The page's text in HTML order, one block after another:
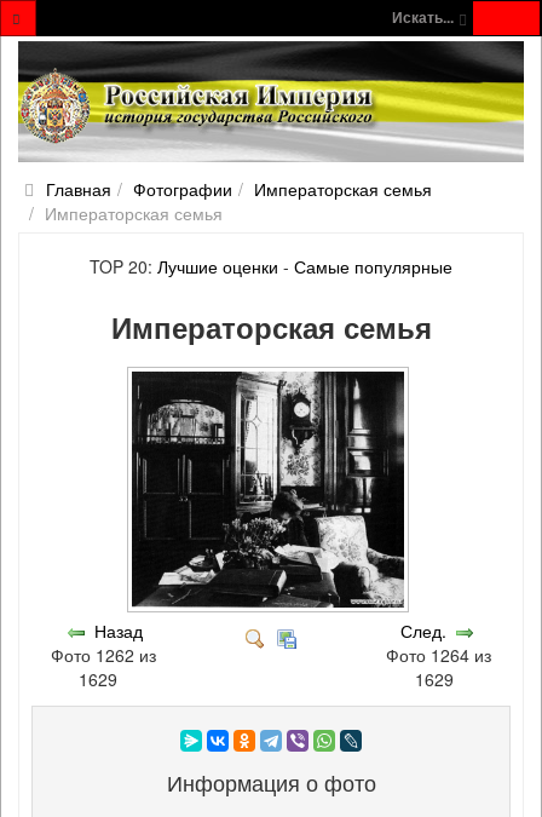
Искать...
Главная Фотографии
Императорская семья
Императорская семья
TOP 20: Лучшие оценки - Самые популярные
Императорская семья
Назад
Фото 1262 из
1629
След.
Фото 1264 из
1629
Информация о фото